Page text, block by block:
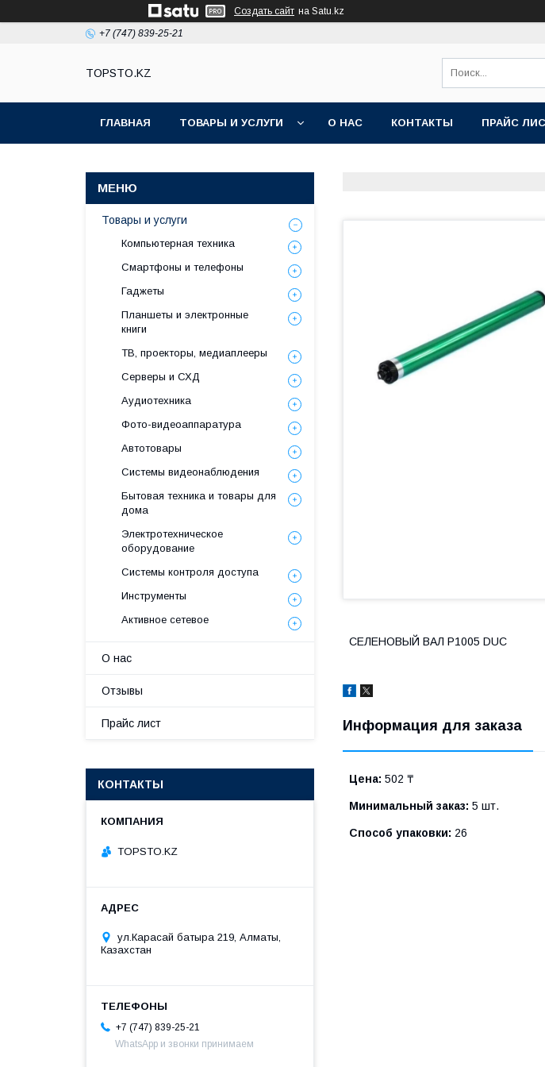
Создать сайт на Satu.kz
+7 (747) 839-25-21
TOPSTO.KZ
ГЛАВНАЯ ТОВАРЫ И УСЛУГИ О НАС КОНТАКТЫ ПРАЙС
СЕЛЕНОВЫЙ ВАЛ P1005 DUC
Информация для заказа
Цена: 502 ₸
Минимальный заказ: 5 шт.
Способ упаковки: 26
Товары и услуги
Компьютерная техника
Смартфоны и телефоны
Гаджеты
Планшеты и электронные
книги
ТВ, проекторы, медиаплееры
Серверы и СХД
Аудиотехника
Фото-видеоаппаратура
Автотовары
Системы видеонаблюдения
Бытовая техника и товары для
дома
Электротехническое
оборудование
Системы контроля доступа
Инструменты
Активное сетевое
О нас
Отзывы
Прайс лист
КОНТАКТЫ
TOPSTO.KZ
ул.Карасай батыра 219, Алматы,
Казахстан
+7 (747) 839-25-21
WhatsApp и звонки принимаем